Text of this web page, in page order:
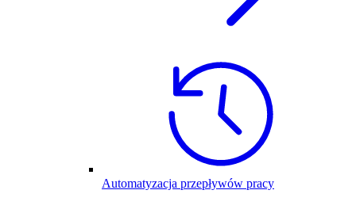
Automatyzacja przepływów pracy